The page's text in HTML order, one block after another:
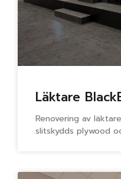
Läktare
Renovering av
slitskydds plywood